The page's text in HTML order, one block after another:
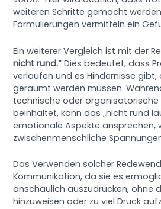
weiteren Schritte gemacht
Formulierungen vermitteln ein
Ein weiterer Vergleich ist mit der
nicht rund.“ Dies bedeutet, dass
verlaufen und es Hindernisse
geräumt werden müssen.
technische oder
beinhaltet, kann das „nicht rund
emotionale Aspekte ansprechen,
zwischenmenschliche
Das Verwenden solcher
Kommunikation, da sie es
anschaulich auszudrücken, ohne
hinzuweisen oder zu viel Druck